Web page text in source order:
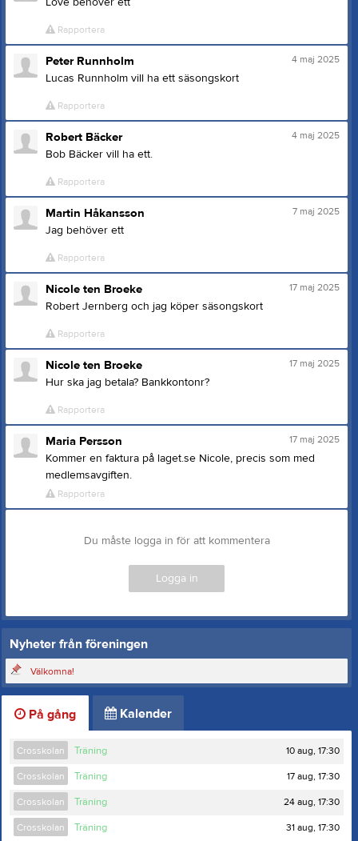
Rapportera
4 maj 2025
Peter Runnholm
Lucas Runnholm vill ha ett säsongskort
Rapportera
4 maj 2025
Robert Bäcker
Bob Bäcker vill ha ett.
Rapportera
7 maj 2025
Martin Håkansson
Jag behöver ett
Rapportera
17 maj 2025
Nicole ten Broeke
Robert Jernberg och jag köper säsongskort
Rapportera
17 maj 2025
Nicole ten Broeke
Hur ska jag betala? Bankkontonr?
Rapportera
17 maj 2025
Maria Persson
Kommer en faktura på laget.se Nicole, precis som med
medlemsavgiften.
Rapportera
Du måste logga in för att kommentera
Logga in
Nyheter från föreningen
Välkomna!
På gång Kalender
Crosskolan Träning 10 aug, 17:30
Crosskolan Träning 17 aug, 17:30
Crosskolan Träning 24 aug, 17:30
Crosskolan Träning 31 aug, 17:30